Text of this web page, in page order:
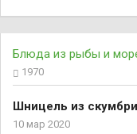
Блюда из рыбы и
1970
Шницель из
10 мар 2020